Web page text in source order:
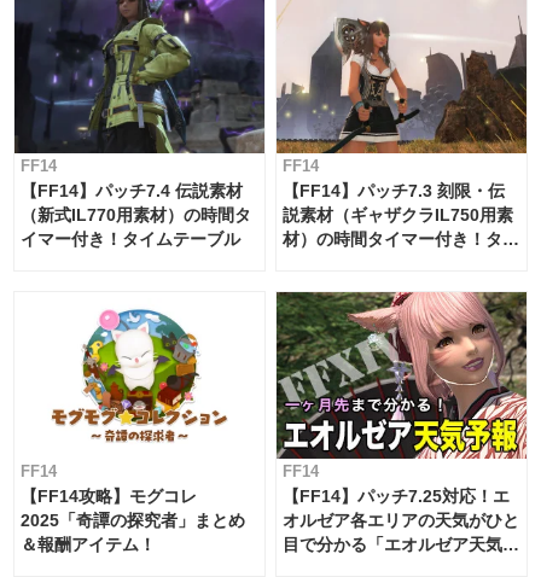
FF14
【FF14】パッチ7.4 伝説素材
（新式IL770用素材）の時間タ
イマー付き！タイムテーブル
FF14
【FF14】パッチ7.3 刻限・伝
説素材（ギャザクラIL750用素
材）の時間タイマー付き！タイ
FF14
【FF14攻略】モグコレ
2025「奇譚の探究者」まとめ
＆報酬アイテム！
FF14
【FF14】パッチ7.25対応！エ
オルゼア各エリアの天気がひと
目で分かる「エオルゼア天気予